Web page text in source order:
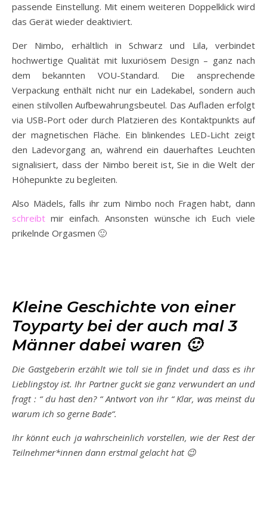
passende Einstellung. Mit einem weiteren Doppelklick wird
das Gerät wieder deaktiviert.
Der Nimbo, erhältlich in Schwarz und Lila, verbindet
hochwertige Qualität mit luxuriösem Design – ganz nach
dem bekannten VOU-Standard. Die ansprechende
Verpackung enthält nicht nur ein Ladekabel, sondern auch
einen stilvollen Aufbewahrungsbeutel. Das Aufladen erfolgt
via USB-Port oder durch Platzieren des Kontaktpunkts auf
der magnetischen Fläche. Ein blinkendes LED-Licht zeigt
den Ladevorgang an, während ein dauerhaftes Leuchten
signalisiert, dass der Nimbo bereit ist, Sie in die Welt der
Höhepunkte zu begleiten.
Also Mädels, falls ihr zum Nimbo noch Fragen habt, dann
schreibt mir einfach. Ansonsten wünsche ich Euch viele
prikelnde Orgasmen 🙂
Kleine Geschichte von einer
Toyparty bei der auch mal 3
Männer dabei waren 🙂
Die Gastgeberin erzählt wie toll sie in findet und dass es ihr
Lieblingstoy ist. Ihr Partner guckt sie ganz verwundert an und
fragt : “ du hast den? “ Antwort von ihr “ Klar, was meinst du
warum ich so gerne Bade“.
Ihr könnt euch ja wahrscheinlich vorstellen, wie der Rest der
Teilnehmer*innen dann erstmal gelacht hat 😉